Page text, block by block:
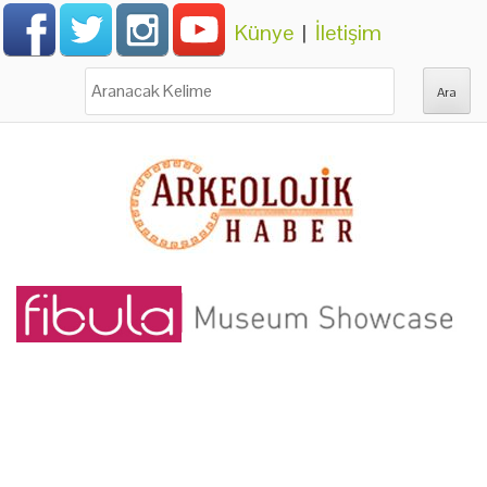
Künye | İletişim